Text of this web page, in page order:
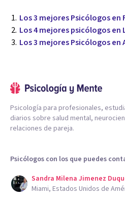
Los 3 mejores Psicólogos
Los 4 mejores psicólogos en
Los 3 mejores Psicólogos
Psicología para profesionales,
diarios sobre salud mental,
relaciones de pareja.
Psicólogos con los que puedes
Sandra Milena Jimenez
Miami, Estados Unidos de